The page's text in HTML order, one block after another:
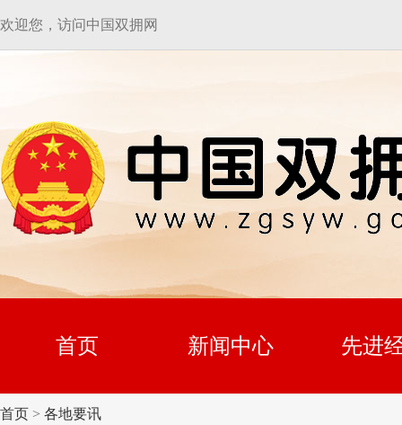
欢迎您，访问中国双拥网
首页 新闻中心 先进
首页 > 各地要讯